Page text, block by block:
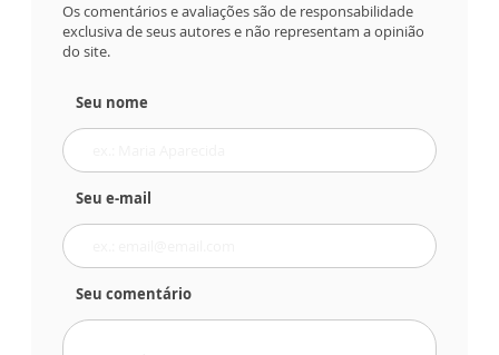
Os comentários e avaliações são de responsabilidade
exclusiva de seus autores e não representam a opinião
do site.
Seu nome
Seu e-mail
Seu comentário